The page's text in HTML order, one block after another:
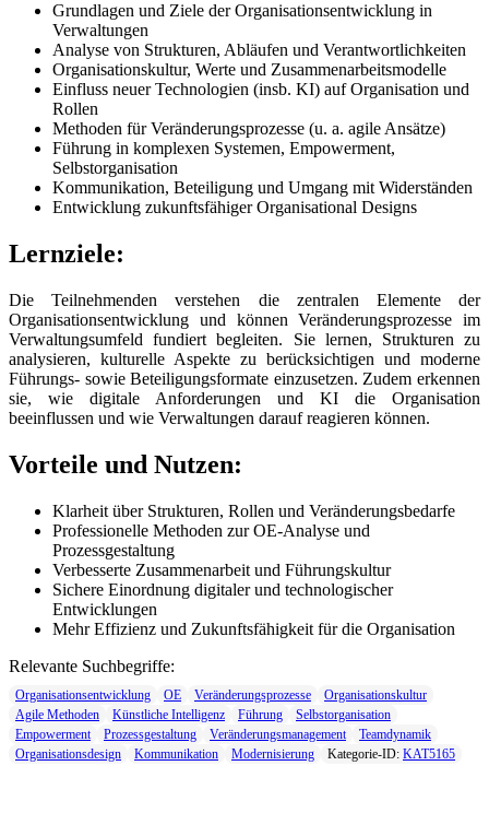
Grundlagen und Ziele der Organisationsentwicklung in
Verwaltungen
Analyse von Strukturen, Abläufen und Verantwortlichkeiten
Organisationskultur, Werte und Zusammenarbeitsmodelle
Einfluss neuer Technologien (insb. KI) auf Organisation und
Rollen
Methoden für Veränderungsprozesse (u. a. agile Ansätze)
Führung in komplexen Systemen, Empowerment,
Selbstorganisation
Kommunikation, Beteiligung und Umgang mit Widerständen
Entwicklung zukunftsfähiger Organisational Designs
Lernziele:
Die Teilnehmenden verstehen die zentralen Elemente der
Organisationsentwicklung und können Veränderungsprozesse im
Verwaltungsumfeld fundiert begleiten. Sie lernen, Strukturen zu
analysieren, kulturelle Aspekte zu berücksichtigen und moderne
Führungs- sowie Beteiligungsformate einzusetzen. Zudem erkennen
sie, wie digitale Anforderungen und KI die Organisation
beeinflussen und wie Verwaltungen darauf reagieren können.
Vorteile und Nutzen:
Klarheit über Strukturen, Rollen und Veränderungsbedarfe
Professionelle Methoden zur OE-Analyse und
Prozessgestaltung
Verbesserte Zusammenarbeit und Führungskultur
Sichere Einordnung digitaler und technologischer
Entwicklungen
Mehr Effizienz und Zukunftsfähigkeit für die Organisation
Relevante Suchbegriffe:
Organisationsentwicklung OE Veränderungsprozesse
Organisationskultur
Agile Methoden
Künstliche Intelligenz Führung
Selbstorganisation
Empowerment
Prozessgestaltung Veränderungsmanagement
Teamdynamik
Organisationsdesign
Kommunikation Modernisierung Kategorie-ID: KAT5165